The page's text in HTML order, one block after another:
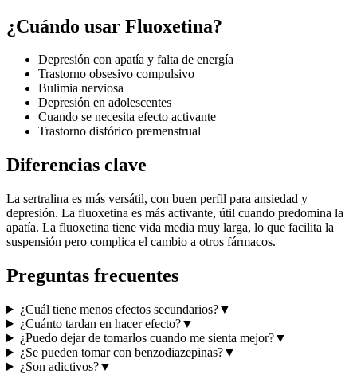
¿Cuándo usar Fluoxetina?
Depresión con apatía y falta de energía
Trastorno obsesivo compulsivo
Bulimia nerviosa
Depresión en adolescentes
Cuando se necesita efecto activante
Trastorno disfórico premenstrual
Diferencias clave
La sertralina es más versátil, con buen perfil para ansiedad y
depresión. La fluoxetina es más activante, útil cuando predomina la
apatía. La fluoxetina tiene vida media muy larga, lo que facilita la
suspensión pero complica el cambio a otros fármacos.
Preguntas frecuentes
¿Cuál tiene menos efectos secundarios?▼
¿Cuánto tardan en hacer efecto?▼
¿Puedo dejar de tomarlos cuando me sienta mejor?▼
¿Se pueden tomar con benzodiazepinas?▼
¿Son adictivos?▼